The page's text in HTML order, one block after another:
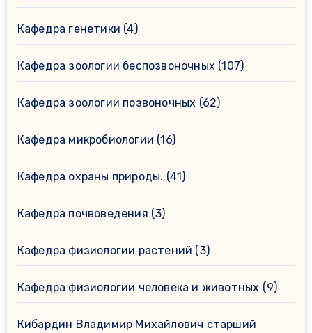
Кафедра генетики (4)
Кафедра зоологии беспозвоночных (107)
Кафедра зоологии позвоночных (62)
Кафедра микробиологии (16)
Кафедра охраны природы. (41)
Кафедра почвоведения (3)
Кафедра физиологии растений (3)
Кафедра физиологии человека и животных (9)
Кибардин Владимир Михайлович старший